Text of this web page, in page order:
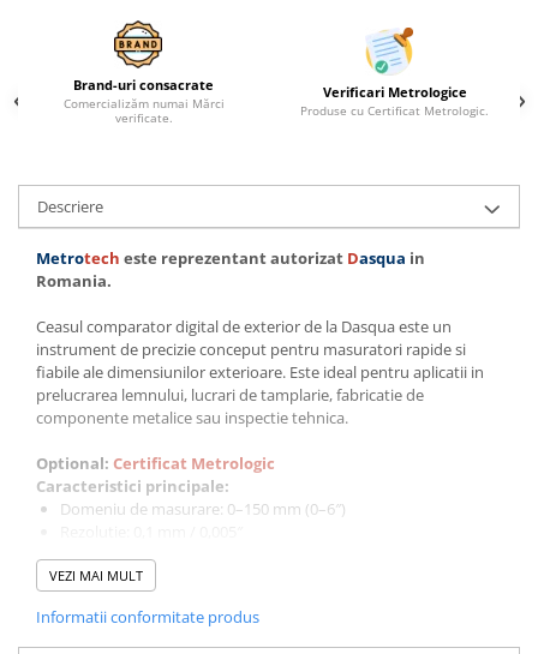
Ceasuri comparatoare mecanice
de grosimi
Ceasuri comparatoare de
Ceasuri comparatoare cu levier
Accesorii pentru ceasuri
comparatoare
Aparate de masura si control
Termometre si higrometre
Multimetre digitale
Telemetre laser
Umidometre
Luxmetre
Tahometre
Sonometre
Analizoare optice
Brand-uri consacrate
Comercializăm numai Mărci
verificate.
Verificari Metrologice
Produse cu Certificat Metrologic.
Descriere
Metrotech este reprezentant autorizat Dasqua in
Romania.
Ceasul comparator digital de exterior de la Dasqua este un
instrument de precizie conceput pentru masuratori rapide si
fiabile ale dimensiunilor exterioare. Este ideal pentru aplicatii in
prelucrarea lemnului, lucrari de tamplarie, fabricatie de
componente metalice sau inspectie tehnica.
Optional: Certificat Metrologic
Caracteristici principale:
Domeniu de masurare: 0–150 mm (0–6″)
Precizie: +/- 0,2 mm
Afisaj digital LCD de dimensiuni mari, pentru citire clara si fara
Forta de masurare controlata prin arc, pentru contact
constant si delicat
VEZI MAI MULT
Informatii conformitate produs